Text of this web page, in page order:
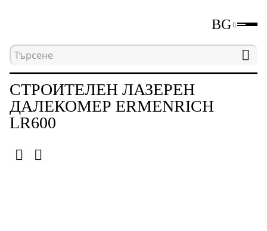
BG
Начална страница Лазерни
СТРОИТЕЛЕН ЛАЗЕРЕН
ДАЛЕКОМЕР ERMENRICH
LR600